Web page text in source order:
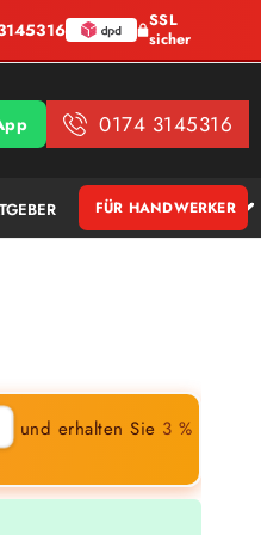
SSL
sicher
0174 3145316
FÜR HANDWERKER
und erhalten Sie 3 %